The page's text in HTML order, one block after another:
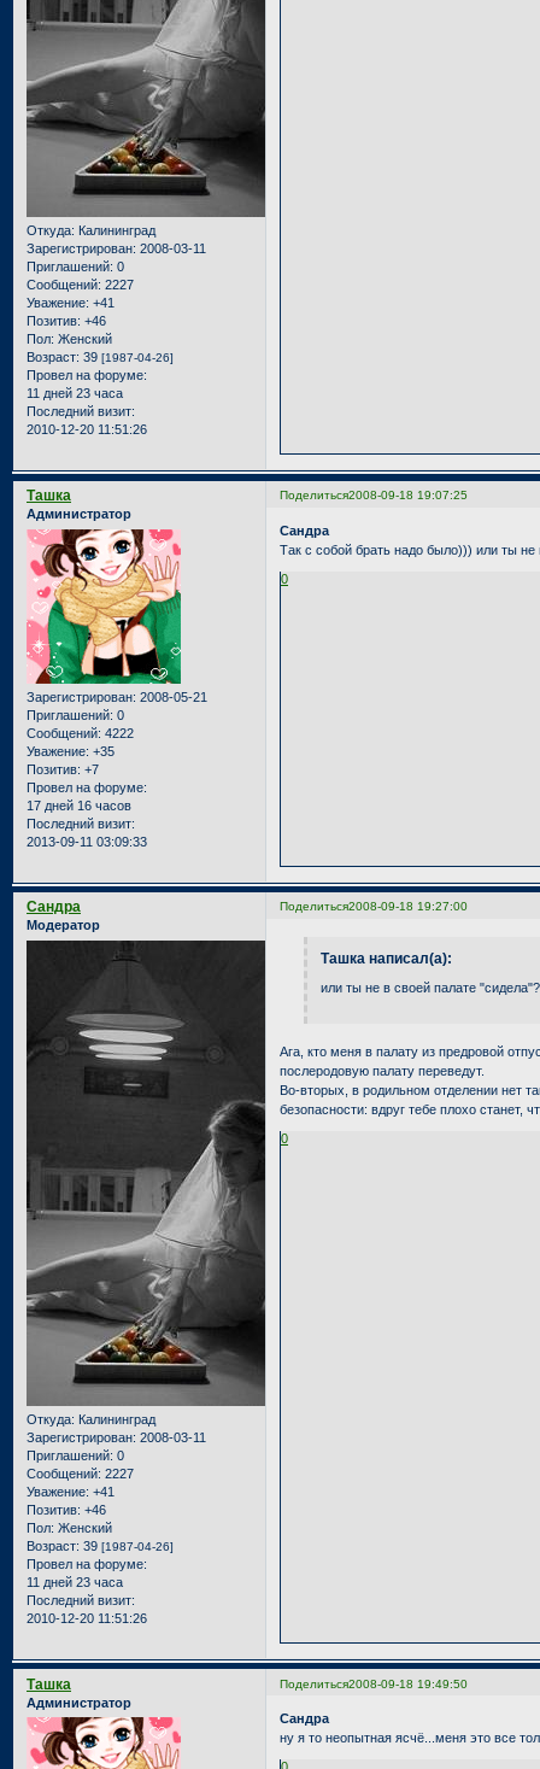
Откуда: Калининград
Зарегистрирован: 2008-03-11
Приглашений: 0
Сообщений: 2227
Уважение: +41
Позитив: +46
Пол: Женский
Возраст: 39 [1987-04-26]
Провел на форуме:
11 дней 23 часа
Последний визит:
2010-12-20 11:51:26
Поделиться2008-09-18 19:07:25
Ташка
Администратор
Зарегистрирован: 2008-05-21
Приглашений: 0
Сообщений: 4222
Уважение: +35
Позитив: +7
Провел на форуме:
17 дней 16 часов
Последний визит:
2013-09-11 03:09:33
Сандра
Так с собой брать надо было))) или ты не
0
Поделиться2008-09-18 19:27:00
Сандра
Модератор
Откуда: Калининград
Зарегистрирован: 2008-03-11
Приглашений: 0
Сообщений: 2227
Уважение: +41
Позитив: +46
Пол: Женский
Возраст: 39 [1987-04-26]
Провел на форуме:
11 дней 23 часа
Последний визит:
2010-12-20 11:51:26
Ташка написал(а):
или ты не в своей палате "сидела"?
Ага, кто меня в палату из предровой
послеродовую палату переведут.
Во-вторых, в родильном отделении нет
безопасности: вдруг тебе плохо станет,
0
Поделиться2008-09-18 19:49:50
Ташка
Администратор
Сандра
ну я то неопытная ясчё...меня это все